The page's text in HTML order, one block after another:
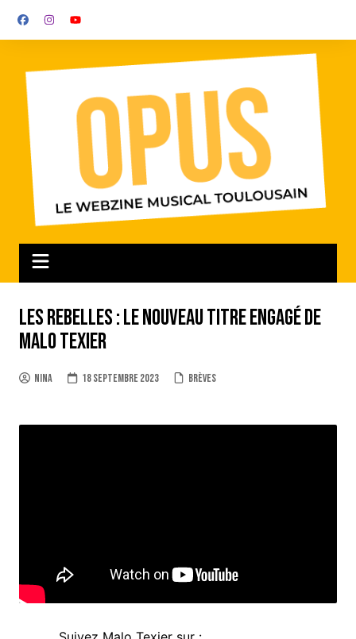
Les Rebelles : le nouveau titre engagé de
Malo Texier
Nina 18 septembre 2023 Brèves